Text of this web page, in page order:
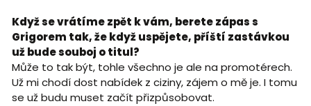
Když se vrátíme zpět k vám, berete zápas s
Grigorem tak, že když uspějete, příští zastávkou
už bude souboj o titul?
Může to tak být, tohle všechno je ale na promotérech.
Už mi chodí dost nabídek z ciziny, zájem o mě je. I tomu
se už budu muset začít přizpůsobovat.